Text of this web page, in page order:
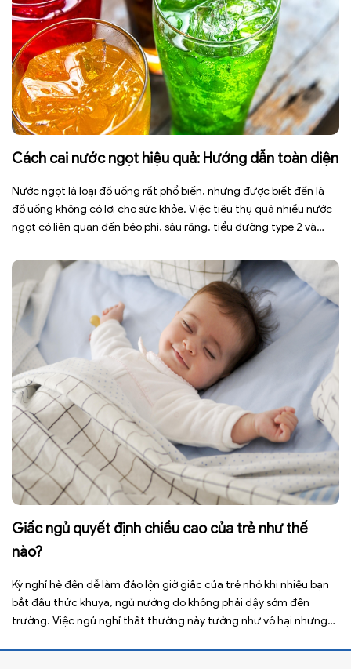
Cách cai nước ngọt hiệu quả: Hướng dẫn toàn diện
Nước ngọt là loại đồ uống rất phổ biến, nhưng được biết đến là
đồ uống không có lợi cho sức khỏe. Việc tiêu thụ quá nhiều nước
ngọt có liên quan đến béo phì, sâu răng, tiểu đường type 2 và
chỉ […]
Giấc ngủ quyết định chiều cao của trẻ như thế
nào?
Kỳ nghỉ hè đến dễ làm đảo lộn giờ giấc của trẻ nhỏ khi nhiều bạn
bắt đầu thức khuya, ngủ nướng do không phải dậy sớm đến
trường. Việc ngủ nghỉ thất thường này tưởng như vô hại nhưng